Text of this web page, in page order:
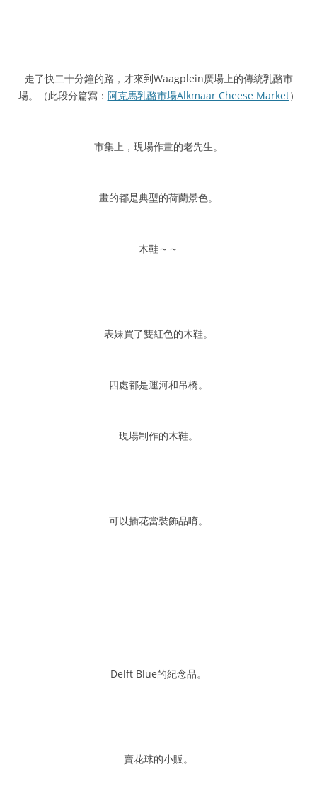
走了快二十分鐘的路，才來到Waagplein廣場上的傳統乳酪市
場。（此段分篇寫： 阿克馬乳酪市場Alkmaar Cheese Market）
市集上，現場作畫的老先生。
畫的都是典型的荷蘭景色。
木鞋～～
表妹買了雙紅色的木鞋。
四處都是運河和吊橋。
現場制作的木鞋。
可以插花當裝飾品唷。
Delft Blue的紀念品。
賣花球的小販。